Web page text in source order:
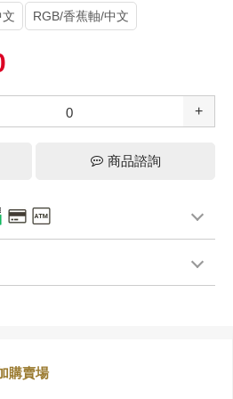
RGB/香蕉軸/中文
+
商品諮詢
購賣場